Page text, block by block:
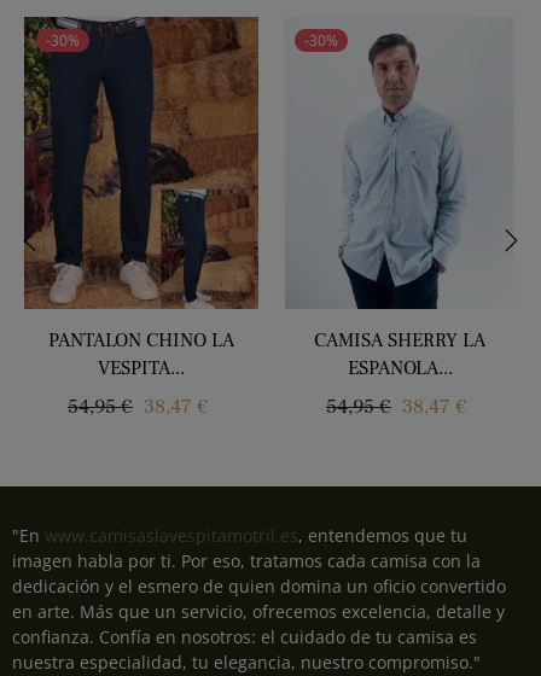
-30%
PANTALON CHINO LA
VESPITA...
Precio
54,95 € Precio
38,47 €
-30%
CAMISA SHERRY LA
ESPANOLA...
Precio
54,95 € Precio
38,47 €
‹
"En www.camisaslavespitamotril.es, entendemos que tu
imagen habla por ti. Por eso, tratamos cada camisa con la
dedicación y el esmero de quien domina un oficio convertido
en arte. Más que un servicio, ofrecemos excelencia, detalle y
confianza. Confía en nosotros: el cuidado de tu camisa es
nuestra especialidad, tu elegancia, nuestro compromiso."